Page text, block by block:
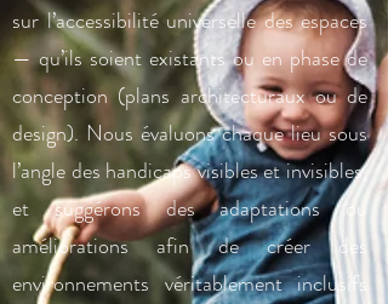
sur l’accessibilité universelle des espaces
— qu’ils soient existants ou en phase de
conception (plans architecturaux ou de
design). Nous évaluons chaque lieu sous
l’angle des handicaps visibles et invisibles,
et suggérons des adaptations ou
améliorations afin de créer des
environnements véritablement inclusifs